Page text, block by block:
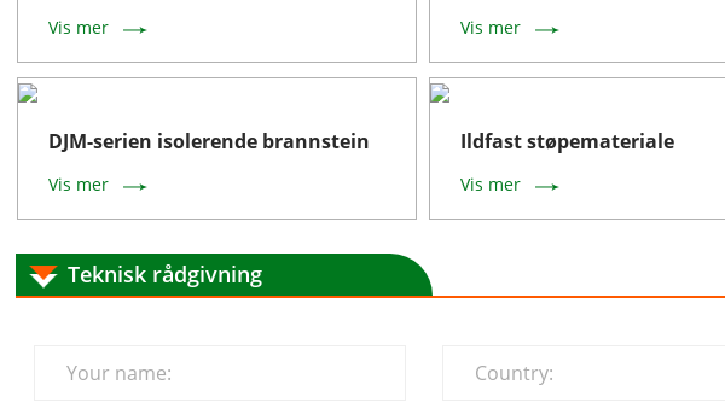
Vis mer Vis mer
DJM-serien isolerende brannstein
Vis mer
Ildfast støpemateriale
Vis mer
Teknisk rådgivning